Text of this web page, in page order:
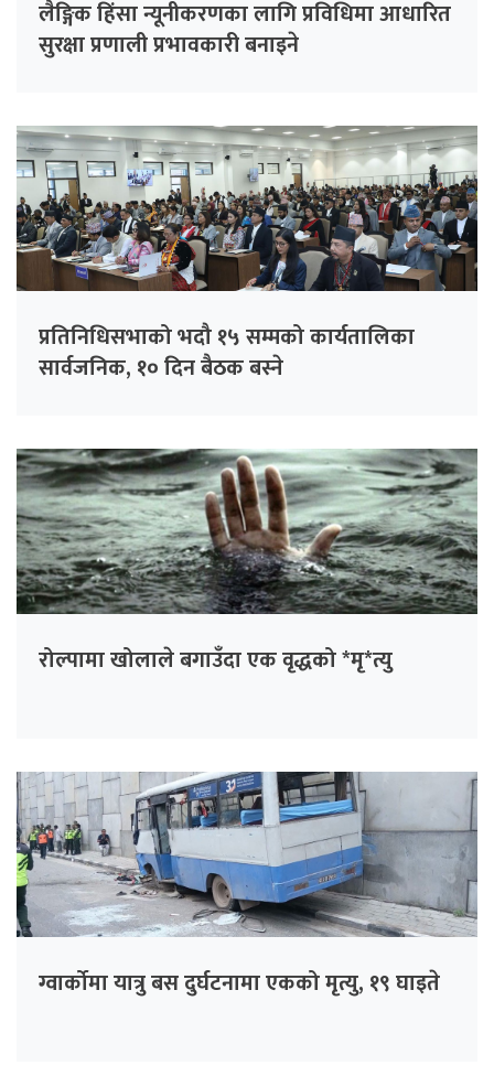
लैङ्गिक हिंसा न्यूनीकरणका लागि प्रविधिमा आधारित
सुरक्षा प्रणाली प्रभावकारी बनाइने
प्रतिनिधिसभाको भदौ १५ सम्मको कार्यतालिका
सार्वजनिक, १० दिन बैठक बस्ने
रोल्पामा खोलाले बगाउँदा एक वृद्धको *मृ*त्यु
ग्वार्कोमा यात्रु बस दुर्घटनामा एकको मृत्यु, १९ घाइते